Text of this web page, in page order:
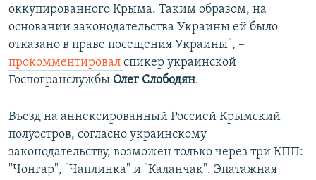
оккупированного Крыма. Таким образом, на
основании законодательства Украины ей было
отказано в праве посещения Украины", –
прокомментировал спикер украинской
Госпогранслужбы Олег Слободян.
Въезд на аннексированный Россией Крымский
полуостров, согласно украинскому
законодательству, возможен только через три КПП:
"Чонгар", "Чаплинка" и "Каланчак". Эпатажная